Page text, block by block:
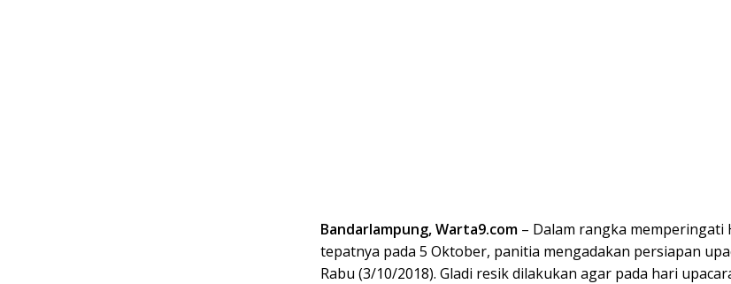
Bandarlampung, Warta9.com – Dalam rangka memperingati
tepatnya pada 5 Oktober, panitia mengadakan persiapan
Rabu (3/10/2018). Gladi resik dilakukan agar pada hari